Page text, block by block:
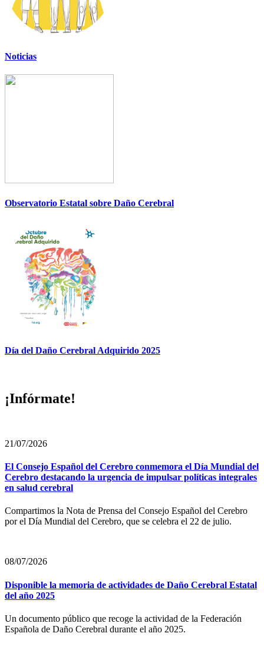
Noticias
Observatorio Estatal sobre Daño Cerebral
Día del Daño Cerebral Adquirido 2025
¡Infórmate!
21/07/2026
El Consejo Español del Cerebro conmemora el Día Mundial del
Cerebro destacando la urgencia de impulsar políticas integrales
en salud cerebral
Compartimos la Nota de Prensa del Consejo Español del Cerebro
por el Día Mundial del Cerebro, que se celebra el 22 de julio.
08/07/2026
Disponible la memoria de actividades de Daño Cerebral Estatal
del año 2025
Un documento público que recoge la actividad de la Federación
Española de Daño Cerebral durante el año 2025.